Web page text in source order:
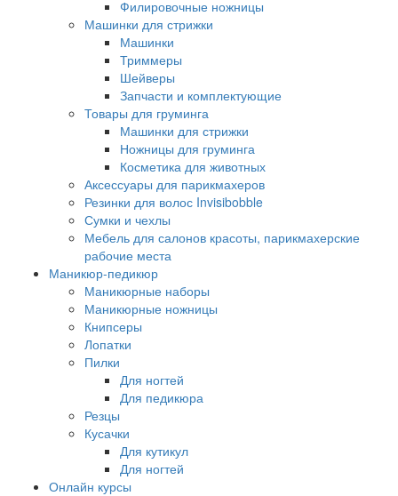
Филировочные ножницы
Машинки для стрижки
Машинки
Триммеры
Шейверы
Запчасти и комплектующие
Товары для груминга
Машинки для стрижки
Ножницы для груминга
Косметика для животных
Аксессуары для парикмахеров
Резинки для волос Invisibobble
Сумки и чехлы
Мебель для салонов красоты, парикмахерские
рабочие места
Маникюр-педикюр
Маникюрные наборы
Маникюрные ножницы
Книпсеры
Лопатки
Пилки
Для ногтей
Для педикюра
Резцы
Кусачки
Для кутикул
Для ногтей
Онлайн курсы